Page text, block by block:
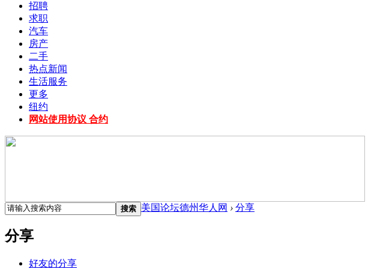
招聘
求职
汽车
房产
二手
热点新闻
生活服务
更多
纽约
网站使用协议 合约
搜索 美国论坛德州华人网 › 分享
分享
好友的分享